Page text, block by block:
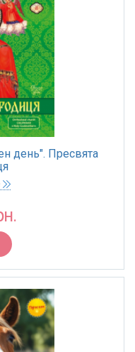
день". Пресвята